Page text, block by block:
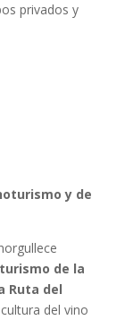
privados y
y de
de la
Ruta del
del vino